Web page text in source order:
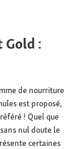
:
de nourriture
est proposé,
! Quel que
nul doute le
certaines